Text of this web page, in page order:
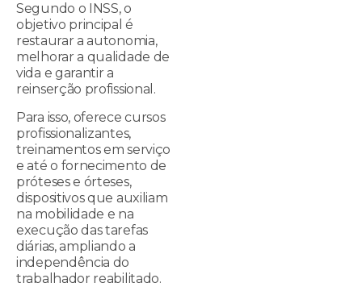
Segundo o INSS, o
objetivo principal é
restaurar a autonomia,
melhorar a qualidade de
vida e garantir a
reinserção profissional.
Para isso, oferece cursos
profissionalizantes,
treinamentos em serviço
e até o fornecimento de
próteses e órteses,
dispositivos que auxiliam
na mobilidade e na
execução das tarefas
diárias, ampliando a
independência do
trabalhador reabilitado.